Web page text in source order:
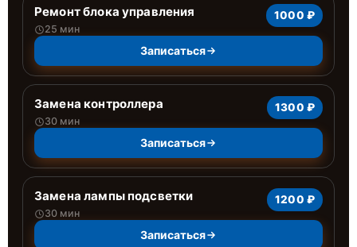
Ремонт блока управления
25 мин
1000 ₽
Записаться
Замена контроллера
30 мин
1300 ₽
Записаться
Замена лампы подсветки
30 мин
1200 ₽
Записаться